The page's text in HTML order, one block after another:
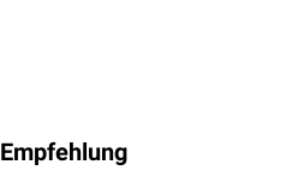
Empfehlung